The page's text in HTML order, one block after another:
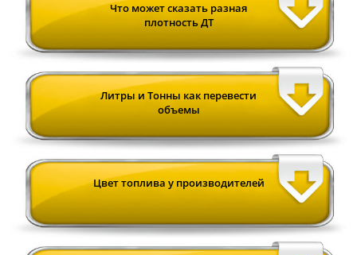
Что может сказать разная
плотность ДТ
Литры и Тонны как перевести
объемы
Цвет топлива у производителей